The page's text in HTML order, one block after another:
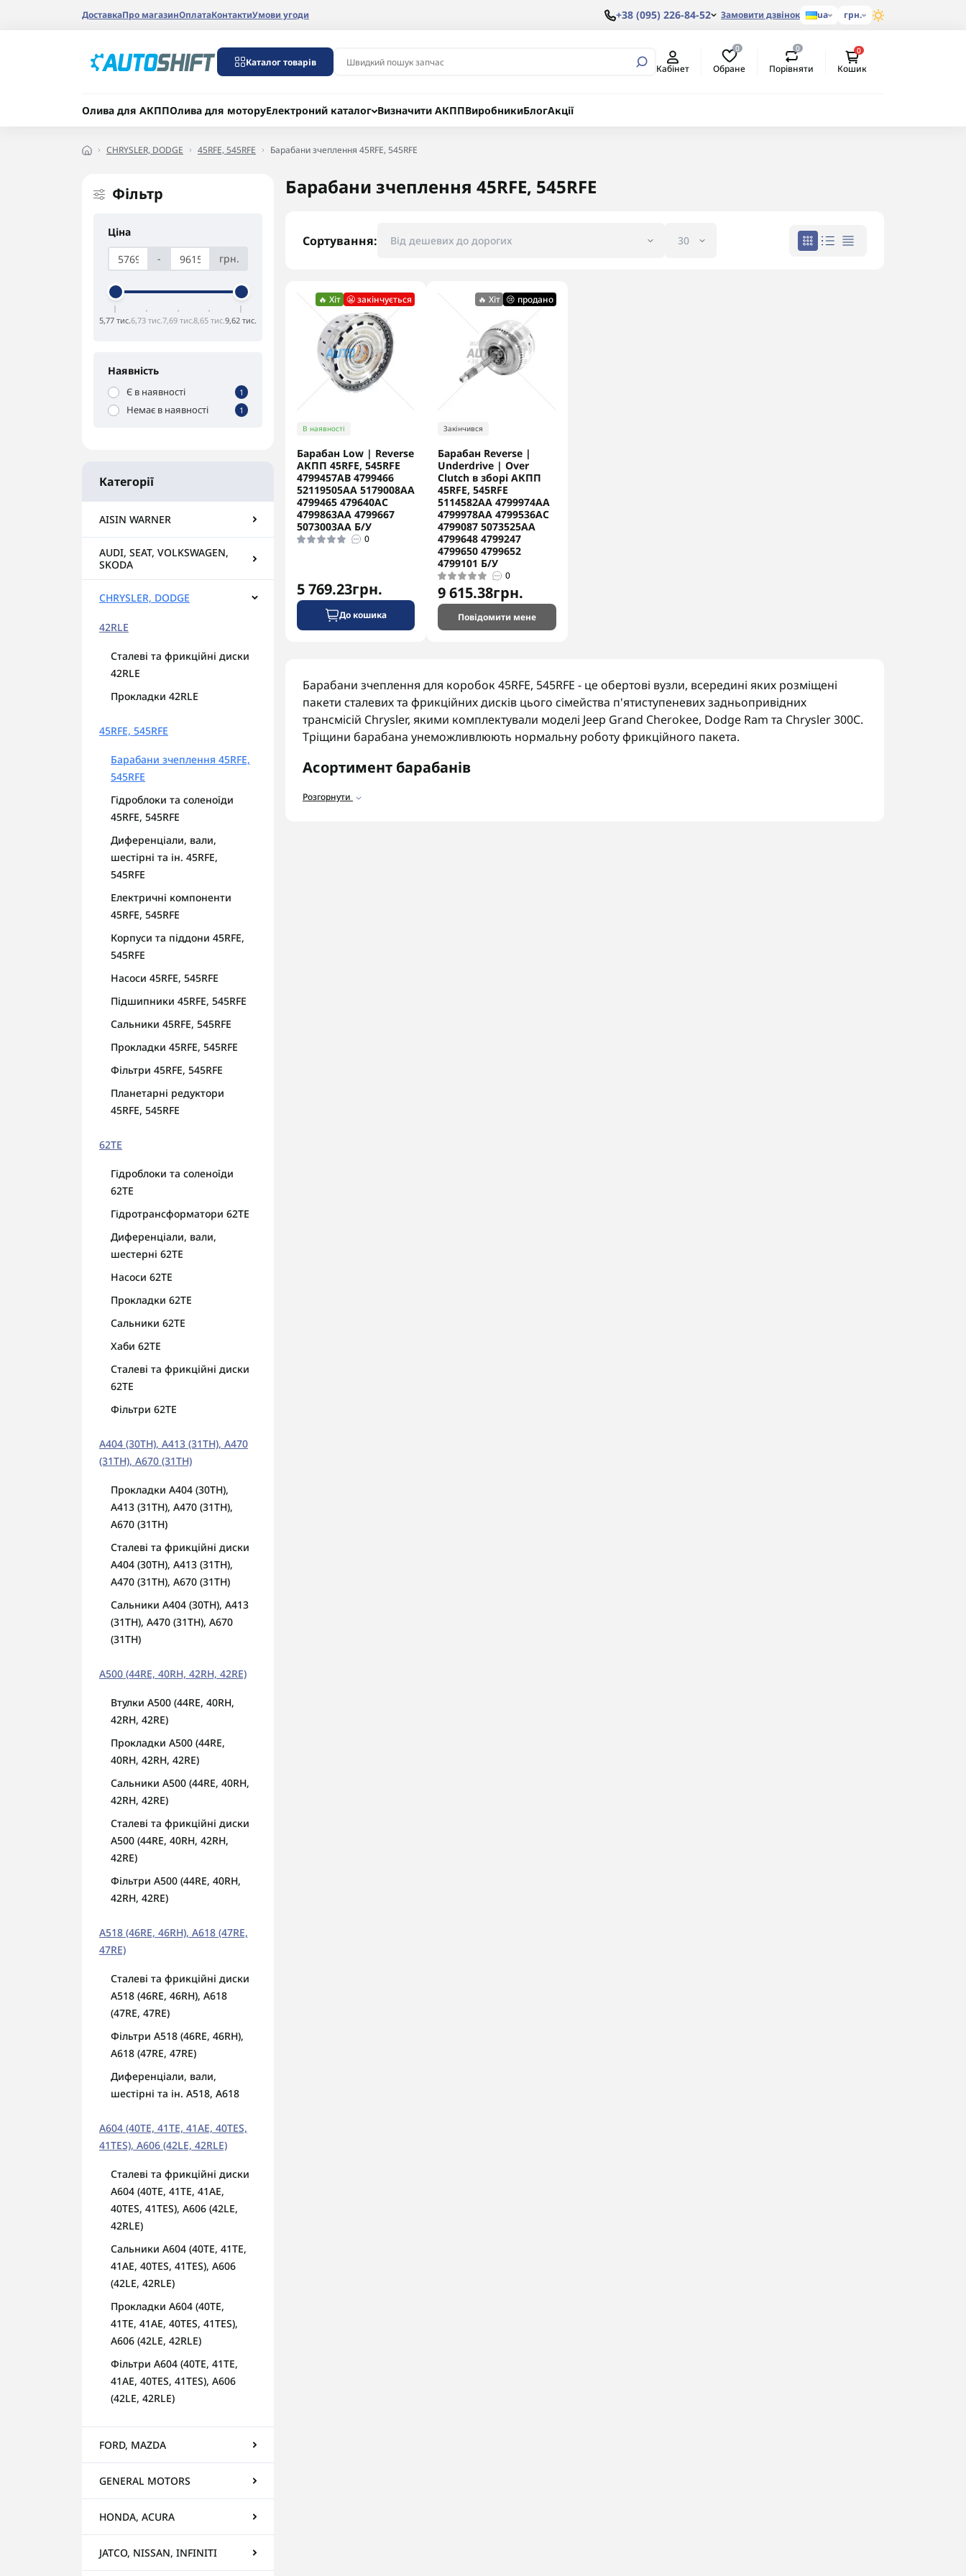
ДоставкаПро магазинОплатаКонтактиУмови угоди +38 (095) 226-84-52 Замовити дзвінок ua грн.
Каталог товарів
Кабінет
0
Обране
0
Порівняти
0
Кошик
Олива для АКППОлива для моторуЕлектроний каталог Визначити АКППВиробникиБлогАкції
CHRYSLER, DODGE 45RFE, 545RFE Барабани зчеплення 45RFE, 545RFE
Фільтр
Ціна
-
грн.
5,77 тис.6,73 тис.7,69 тис.8,65 тис.9,62 тис.
Наявність
Є в наявності 1
Немає в наявності 1
Категорії
AISIN WARNER
AUDI, SEAT, VOLKSWAGEN,
SKODA
CHRYSLER, DODGE
42RLE
Сталеві та фрикційні диски
42RLE
Прокладки 42RLE
45RFE, 545RFE
Барабани зчеплення 45RFE,
545RFE
Гідроблоки та соленоїди
45RFE, 545RFE
Диференціали, вали,
шестірні та ін. 45RFE,
545RFE
Електричні компоненти
45RFE, 545RFE
Корпуси та піддони 45RFE,
545RFE
Насоси 45RFE, 545RFE
Підшипники 45RFE, 545RFE
Сальники 45RFE, 545RFE
Прокладки 45RFE, 545RFE
Фільтри 45RFE, 545RFE
Планетарні редуктори
45RFE, 545RFE
62TE
Гідроблоки та соленоїди
62TE
Гідротрансформатори 62TE
Диференціали, вали,
шестерні 62TE
Насоси 62TE
Прокладки 62TE
Сальники 62TE
Хаби 62TE
Сталеві та фрикційні диски
62TE
Фільтри 62TE
A404 (30TH), A413 (31TH), A470
(31TH), A670 (31TH)
Прокладки A404 (30TH),
A413 (31TH), A470 (31TH),
A670 (31TH)
Сталеві та фрикційні диски
A404 (30TH), A413 (31TH),
A470 (31TH), A670 (31TH)
Сальники A404 (30TH), A413
(31TH), A470 (31TH), A670
(31TH)
A500 (44RE, 40RH, 42RH, 42RE)
Втулки A500 (44RE, 40RH,
42RH, 42RE)
Прокладки A500 (44RE,
40RH, 42RH, 42RE)
Сальники A500 (44RE, 40RH,
42RH, 42RE)
Сталеві та фрикційні диски
A500 (44RE, 40RH, 42RH,
42RE)
Фільтри A500 (44RE, 40RH,
42RH, 42RE)
A518 (46RE, 46RH), A618 (47RE,
47RE)
Сталеві та фрикційні диски
A518 (46RE, 46RH), A618
(47RE, 47RE)
Фільтри A518 (46RE, 46RH),
A618 (47RE, 47RE)
Диференціали, вали,
шестірні та ін. A518, A618
A604 (40TE, 41TE, 41AE, 40TES,
41TES), A606 (42LE, 42RLE)
Сталеві та фрикційні диски
A604 (40TE, 41TE, 41AE,
40TES, 41TES), A606 (42LE,
42RLE)
Сальники A604 (40TE, 41TE,
41AE, 40TES, 41TES), A606
(42LE, 42RLE)
Прокладки A604 (40TE,
41TE, 41AE, 40TES, 41TES),
A606 (42LE, 42RLE)
Фільтри A604 (40TE, 41TE,
41AE, 40TES, 41TES), A606
(42LE, 42RLE)
FORD, MAZDA
GENERAL MOTORS
HONDA, ACURA
JATCO, NISSAN, INFINITI
Барабани зчеплення 45RFE, 545RFE
Сортування:
🔥 Хіт 😬 закінчується
В наявності
Барабан Low | Reverse
АКПП 45RFE, 545RFE
4799457AB 4799466
52119505AA 5179008AA
4799465 479640AC
4799863AA 4799667
5073003AA Б/У
0
5 769.23грн.
До кошика
🔥 Хіт 😢 продано
Закінчився
Барабан Reverse |
Underdrive | Over
Clutch в зборі АКПП
45RFE, 545RFE
5114582AA 4799974AA
4799978AA 4799536AC
4799087 5073525AA
4799648 4799247
4799650 4799652
4799101 Б/У
0
9 615.38грн.
Повідомити мене
Барабани зчеплення для коробок 45RFE, 545RFE - це обертові вузли, всередині яких розміщені
пакети сталевих та фрикційних дисків цього сімейства п'ятиступеневих задньопривідних
трансмісій Chrysler, якими комплектували моделі Jeep Grand Cherokee, Dodge Ram та Chrysler 300C.
Тріщини барабана унеможливлюють нормальну роботу фрикційного пакета.
Асортимент барабанів
Розгорнути